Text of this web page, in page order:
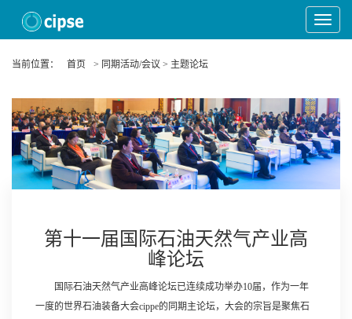
Toggle
当前位置：
首页 > 同期活动/会议 > 主题论坛
第十一届国际石油天然气产业高
峰论坛
国际石油天然气产业高峰论坛已连续成功举办10届，作为一年
一度的世界石油装备大会cippe的同期主论坛，大会的宗旨是聚焦石